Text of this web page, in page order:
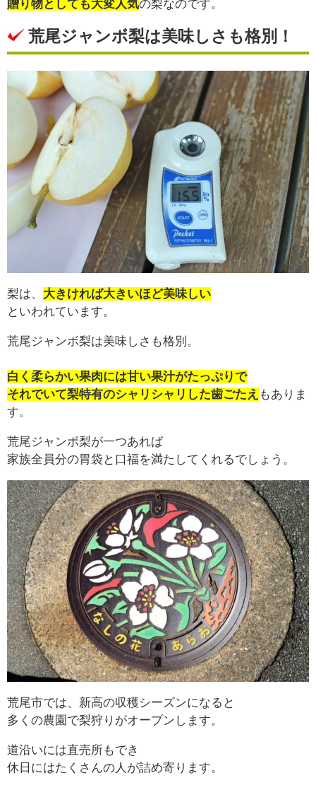
贈り物としても大変人気の梨なのです。
荒尾ジャンボ梨は美味しさも格別！
梨は、 大きければ大きいほど美味しい
といわれています。
荒尾ジャンボ梨は美味しさも格別。
白く柔らかい果肉には甘い果汁がたっぷりで
それでいて梨特有のシャリシャリした歯ごたえ もありま
す。
荒尾ジャンボ梨が一つあれば
家族全員分の胃袋と口福を満たしてくれるでしょう。
荒尾市では、新高の収穫シーズンになると
多くの農園で梨狩りがオープンします。
道沿いには直売所もでき
休日にはたくさんの人が詰め寄ります。